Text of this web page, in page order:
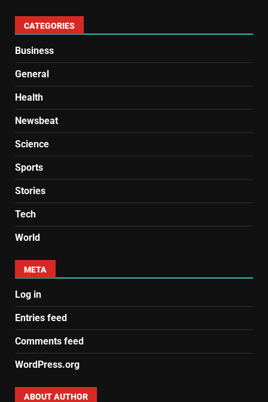
CATEGORIES
Business
General
Health
Newsbeat
Science
Sports
Stories
Tech
World
META
Log in
Entries feed
Comments feed
WordPress.org
ABOUT AUTHOR